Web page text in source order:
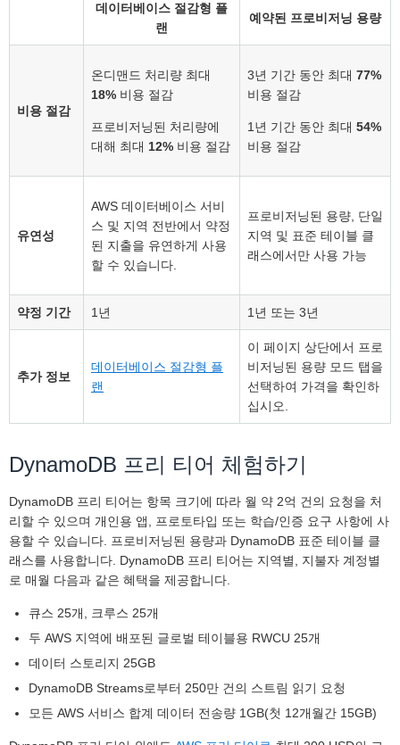
데이터베이스 절감형 플
랜
예약된 프로비저닝 용량
비용 절감
온디맨드 처리량 최대
18% 비용 절감
프로비저닝된 처리량에
대해 최대 12% 비용 절감
3년 기간 동안 최대 77%
비용 절감
1년 기간 동안 최대 54%
비용 절감
유연성
AWS 데이터베이스 서비
스 및 지역 전반에서 약정
된 지출을 유연하게 사용
할 수 있습니다.
프로비저닝된 용량, 단일
지역 및 표준 테이블 클
래스에서만 사용 가능
약정 기간 1년 1년 또는 3년
추가 정보
데이터베이스 절감형 플
랜
이 페이지 상단에서 프로
비저닝된 용량 모드 탭을
선택하여 가격을 확인하
십시오.
DynamoDB 프리 티어 체험하기
DynamoDB 프리 티어는 항목 크기에 따라 월 약 2억 건의 요청을 처
리할 수 있으며 개인용 앱, 프로토타입 또는 학습/인증 요구 사항에 사
용할 수 있습니다. 프로비저닝된 용량과 DynamoDB 표준 테이블 클
래스를 사용합니다. DynamoDB 프리 티어는 지역별, 지불자 계정별
로 매월 다음과 같은 혜택을 제공합니다.
큐스 25개, 크루스 25개
두 AWS 지역에 배포된 글로벌 테이블용 RWCU 25개
데이터 스토리지 25GB
DynamoDB Streams로부터 250만 건의 스트림 읽기 요청
모든 AWS 서비스 합계 데이터 전송량 1GB(첫 12개월간 15GB)